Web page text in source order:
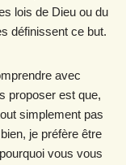
lois de Dieu ou du
définissent ce but.
avec
proposer est que,
simplement pas
je préfère être
vous vous